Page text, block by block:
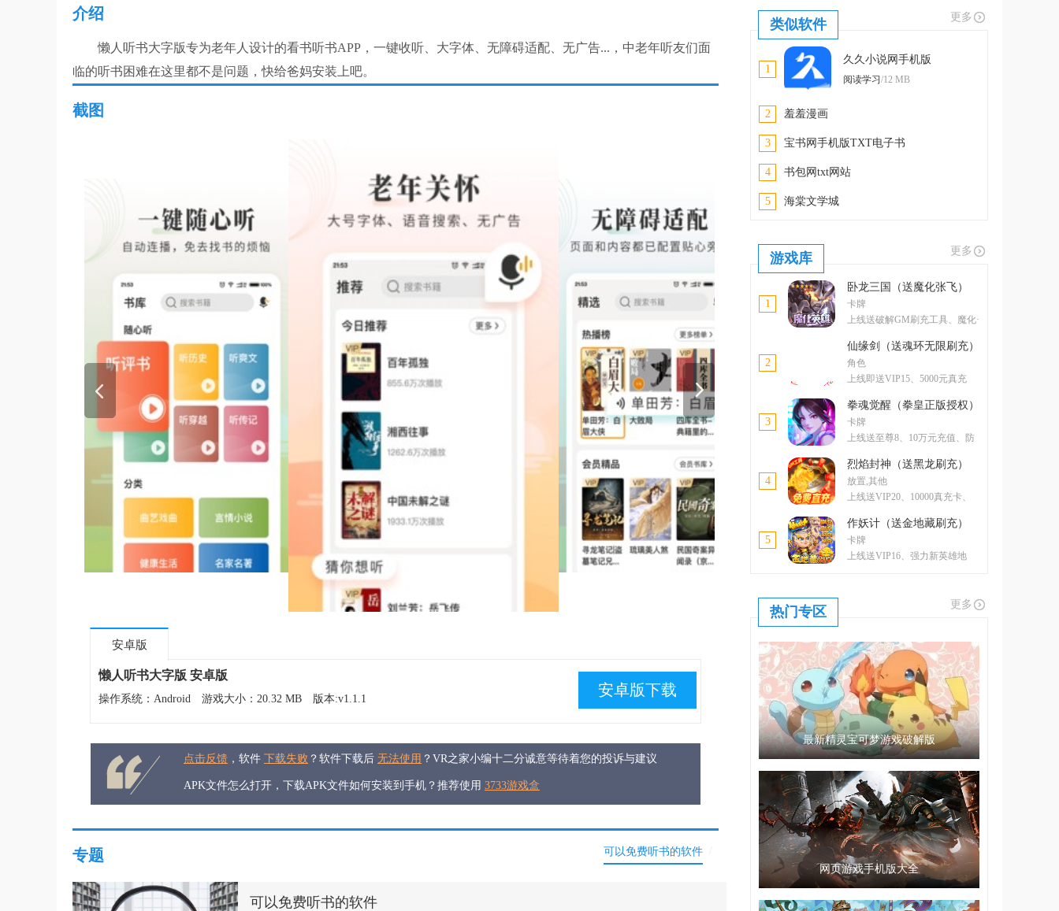
介绍
懒人听书大字版专为老年人设计的看书听书APP，一键收听、大字体、无障碍适配、无广告...，中老年听友们面
临的听书困难在这里都不是问题，快给爸妈安装上吧。
截图
安卓版
懒人听书大字版 安卓版
操作系统：Android 游戏大小：20.32 MB 版本:v1.1.1
安卓版下载
点击反馈 ，软件 下载失败 ？软件下载后 无法使用 ？VR之家小编十二分诚意等待着您的投诉与建议
APK文件怎么打开，下载APK文件如何安装到手机？推荐使用 3733游戏盒
专题 可以免费听书的软件
可以免费听书的软件
类似软件 更多
1
久久小说网手机版
阅读学习 /12 MB
2 羞羞漫画
3 宝书网手机版TXT电子书
4 书包网txt网站
5 海棠文学城
游戏库 更多
1
卧龙三国（送魔化张飞）
卡牌
上线送破解GM刷充工具、魔化·
2
仙缘剑（送魂环无限刷充）
角色
上线即送VIP15、5000元真充
3
拳魂觉醒（拳皇正版授权）
卡牌
上线送至尊8、10万元充值、防
4
烈焰封神（送黑龙刷充）
放置,其他
上线送VIP20、10000真充卡、
5
作妖计（送金地藏刷充）
卡牌
上线送VIP16、强力新英雄地
热门专区 更多
最新精灵宝可梦游戏破解版
网页游戏手机版大全